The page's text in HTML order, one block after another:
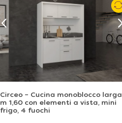
Circeo – Cucina monoblocco larga
m 1,60 con elementi a vista, mini
frigo, 4 fuochi